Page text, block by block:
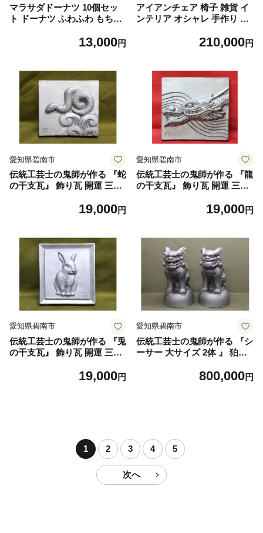
マラサダドーナツ 10個セッ
ト ドーナツ ふわふわ もちも
ハワイグルメ 人気 揚げ菓子13,000円
アイアンチェア 椅子 雑貨 イ
ンテリア オシャレ 手作り ガ
210,000円
愛知県碧南市
伝統工芸士の鬼師が作る 『蛇
の干支瓦』 飾り瓦 開運 三州
19,000円
愛知県碧南市
伝統工芸士の鬼師が作る 『龍
の干支瓦』 飾り瓦 開運 三州
ュウ 青龍 辰年 H064-038
19,000円
愛知県碧南市
伝統工芸士の鬼師が作る 『兎
の干支瓦』 飾り瓦 開運 三州
19,000円
愛知県碧南市
伝統工芸士の鬼師が作る 『シ
ーサー 大サイズ 2体 』 狛犬
工芸品 H064-031800,000円
1 2 3 4 5
次へ